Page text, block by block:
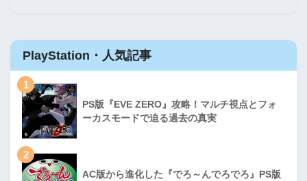
PlayStation・人気記事
1
PS版『EVE ZERO』攻略！マルチ視点とフォ
ーカスモードで迫る過去の真実
2
AC版から進化した『でろ～んでろでろ』PS版